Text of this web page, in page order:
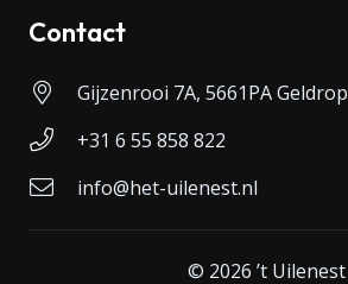
Contact
Gijzenrooi 7A, 5661PA Geldrop
+31 6 55 858 822
info@het-uilenest.nl
© 2026 ’t Uilenest